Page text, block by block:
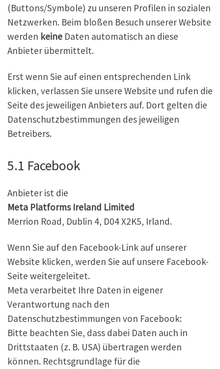
(Buttons/Symbole) zu unseren Profilen in sozialen
Netzwerken. Beim bloßen Besuch unserer Website
werden keine Daten automatisch an diese
Anbieter übermittelt.
Erst wenn Sie auf einen entsprechenden Link
klicken, verlassen Sie unsere Website und rufen die
Seite des jeweiligen Anbieters auf. Dort gelten die
Datenschutzbestimmungen des jeweiligen
Betreibers.
5.1 Facebook
Anbieter ist die
Meta Platforms Ireland Limited
Merrion Road, Dublin 4, D04 X2K5, Irland.
Wenn Sie auf den Facebook-Link auf unserer
Website klicken, werden Sie auf unsere Facebook-
Seite weitergeleitet.
Meta verarbeitet Ihre Daten in eigener
Verantwortung nach den
Datenschutzbestimmungen von Facebook:
Bitte beachten Sie, dass dabei Daten auch in
Drittstaaten (z. B. USA) übertragen werden
können. Rechtsgrundlage für die